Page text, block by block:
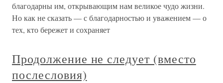
благодарны им, открывающим нам великое чудо жизни.
Но как не сказать — с благодарностью и уважением — о
тех, кто бережет и сохраняет
Продолжение не следует (вместо
послесловия)